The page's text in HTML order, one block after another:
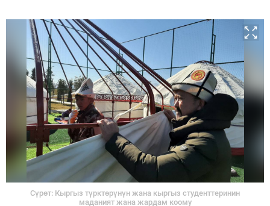
Сүрөт: Кыргыз түрктөрүнүн жана кыргыз студенттеринин
маданият жана жардам коому